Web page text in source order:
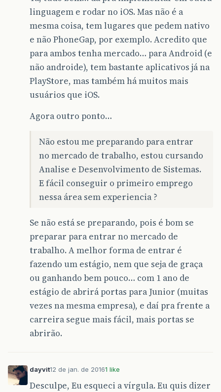
linguagem e rodar no iOS. Mas não é a
mesma coisa, tem lugares que pedem nativo
e não PhoneGap, por exemplo. Acredito que
para ambos tenha mercado… para Android (e
não androide), tem bastante aplicativos já na
PlayStore, mas também há muitos mais
usuários que iOS.
Agora outro ponto…
Não estou me preparando para entrar
no mercado de trabalho, estou cursando
Analise e Desenvolvimento de Sistemas.
E fácil conseguir o primeiro emprego
nessa área sem experiencia ?
Se não está se preparando, pois é bom se
preparar para entrar no mercado de
trabalho. A melhor forma de entrar é
fazendo um estágio, nem que seja de graça
ou ganhando bem pouco… com 1 ano de
estágio de abrirá portas para Junior (muitas
vezes na mesma empresa), e daí pra frente a
carreira segue mais fácil, mais portas se
abrirão.
dayvit12 de jan. de 20161 like
Desculpe, Eu esqueci a vírgula. Eu quis dizer